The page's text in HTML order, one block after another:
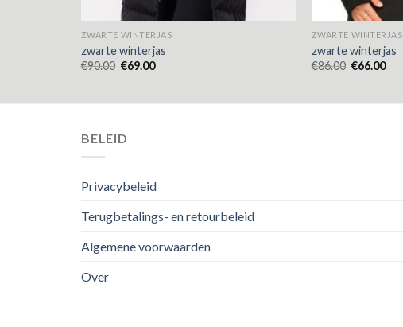
ZWARTE WINTERJAS
zwarte winterjas
€90.00 €69.00
ZWARTE WINTERJAS
zwarte winterjas
€86.00 €66.00
BELEID
Privacybeleid
Terugbetalings- en retourbeleid
Algemene voorwaarden
Over